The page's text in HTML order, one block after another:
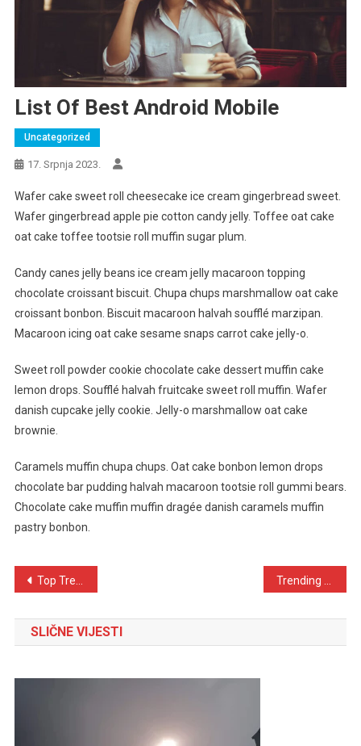
List Of Best Android Mobile
Uncategorized
17. Srpnja 2023.
Wafer cake sweet roll cheesecake ice cream gingerbread sweet.
Wafer gingerbread apple pie cotton candy jelly. Toffee oat cake
oat cake toffee tootsie roll muffin sugar plum.
Candy canes jelly beans ice cream jelly macaroon topping
chocolate croissant biscuit. Chupa chups marshmallow oat cake
croissant bonbon. Biscuit macaroon halvah soufflé marzipan.
Macaroon icing oat cake sesame snaps carrot cake jelly-o.
Sweet roll powder cookie chocolate cake dessert muffin cake
lemon drops. Soufflé halvah fruitcake sweet roll muffin. Wafer
danish cupcake jelly cookie. Jelly-o marshmallow oat cake
brownie.
Caramels muffin chupa chups. Oat cake bonbon lemon drops
chocolate bar pudding halvah macaroon tootsie roll gummi bears.
Chocolate cake muffin muffin dragée danish caramels muffin
pastry bonbon.
Navigacija
objava
Top Trending Fashion Looks For 2023
SLIČNE VIJESTI